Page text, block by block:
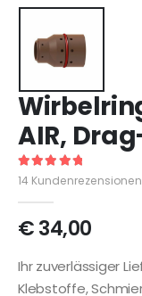
AIR,
5out of 5
14 Kundenrezensionen
€34,00
Ihr zuverlässiger
Klebstoffe,